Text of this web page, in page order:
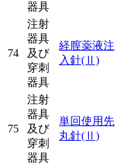
器具
74
注射
器具
及び
穿刺
器具
経膣薬液注
入針(Ⅱ)
75
注射
器具
及び
穿刺
器具
単回使用先
丸針(Ⅱ)